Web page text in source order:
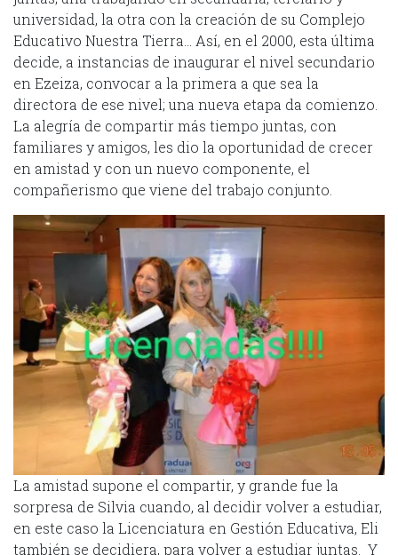
universidad, la otra con la creación de su Complejo
Educativo Nuestra Tierra… Así, en el 2000, esta última
decide, a instancias de inaugurar el nivel secundario
en Ezeiza, convocar a la primera a que sea la
directora de ese nivel; una nueva etapa da comienzo.
La alegría de compartir más tiempo juntas, con
familiares y amigos, les dio la oportunidad de crecer
en amistad y con un nuevo componente, el
compañerismo que viene del trabajo conjunto.
La amistad supone el compartir, y grande fue la
sorpresa de Silvia cuando, al decidir volver a estudiar,
en este caso la Licenciatura en Gestión Educativa, Eli
también se decidiera, para volver a estudiar juntas. Y